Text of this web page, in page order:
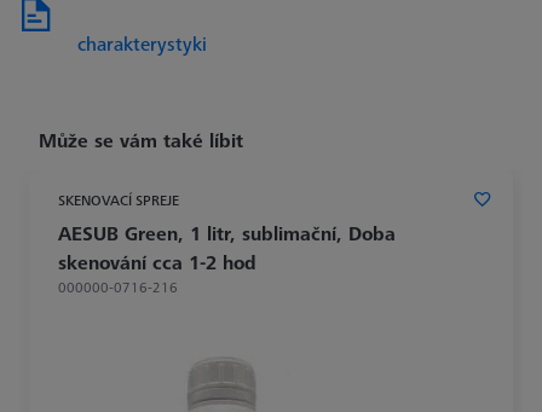
charakterystyki
Může se vám také líbit
SKENOVACÍ SPREJE
AESUB Green, 1 litr, sublimační, Doba
skenování cca 1-2 hod
000000-0716-216